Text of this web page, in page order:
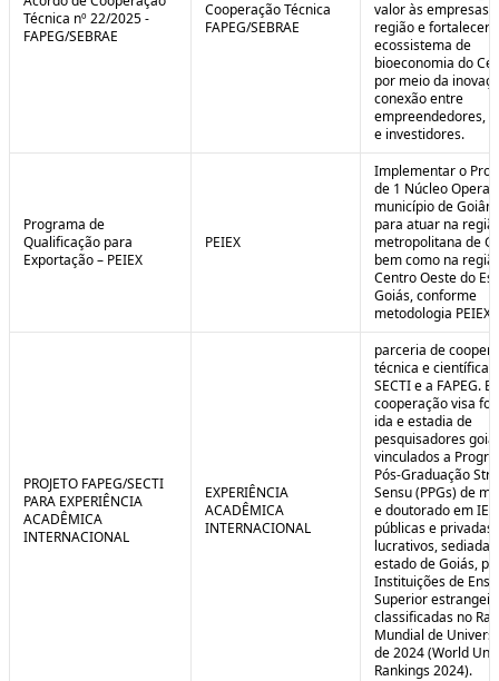
Técnica nº 22/2025 -
FAPEG/SEBRAE
Cooperação Técnica
FAPEG/SEBRAE
valor às empresas
região e fortalecer
ecossistema de
bioeconomia do
por meio da
conexão entre
empreendedores,
e investidores.
Programa de
Qualificação para
Exportação – PEIEX
PEIEX
Implementar o
de 1 Núcleo
município de
para atuar na
metropolitana de
bem como na
Centro Oeste do
Goiás, conforme
metodologia PEIEX.
PROJETO FAPEG/SECTI
PARA EXPERIÊNCIA
ACADÊMICA
INTERNACIONAL
EXPERIÊNCIA
ACADÊMICA
INTERNACIONAL
parceria de
técnica e científica
SECTI e a FAPEG.
cooperação visa
ida e estadia de
pesquisadores
vinculados a
Pós-Graduação
Sensu (PPGs) de
e doutorado em IES
públicas e privadas
lucrativos,
estado de Goiás,
Instituições de
Superior
classificadas no
Mundial de
de 2024 (World
Rankings 2024).